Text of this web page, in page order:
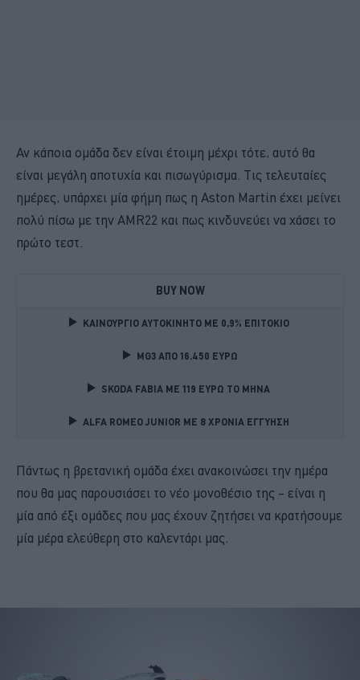
Αν κάποια ομάδα δεν είναι έτοιμη μέχρι τότε, αυτό θα
είναι μεγάλη αποτυχία και πισωγύρισμα. Τις τελευταίες
ημέρες, υπάρχει μία φήμη πως η Aston Martin έχει μείνει
πολύ πίσω με την AMR22 και πως κινδυνεύει να χάσει το
πρώτο τεστ.
BUY NOW
ΚΑΙΝΟΥΡΓΙΟ ΑΥΤΟΚΙΝΗΤΟ ΜΕ 0,9% ΕΠΙΤΟΚΙΟ
MG3 ΑΠΟ 16.450 ΕΥΡΩ
SKODA FABIA ME 119 ΕΥΡΩ ΤΟ ΜΗΝΑ
ALFA ROMEO JUNIOR ME 8 ΧΡΟΝΙΑ ΕΓΓΥΗΣΗ
Πάντως η βρετανική ομάδα έχει ανακοινώσει την ημέρα
που θα μας παρουσιάσει το νέο μονοθέσιο της – είναι η
μία από έξι ομάδες που μας έχουν ζητήσει να κρατήσουμε
μία μέρα ελεύθερη στο καλεντάρι μας.